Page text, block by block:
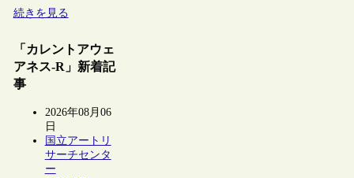
続きを見る
「カレントアウェ
アネス-R」新着記
事
2026年08月06
日
国立アートリ
サーチセンタ
ー